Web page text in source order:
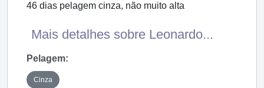
46 dias pelagem cinza, não muito alta
Mais detalhes sobre Leonardo...
Pelagem:
Cinza